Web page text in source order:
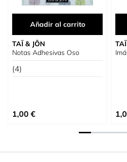
Añadir al carrito
TAÏ & JÔN
Notas Adhesivas Oso
(4)
1,00 €